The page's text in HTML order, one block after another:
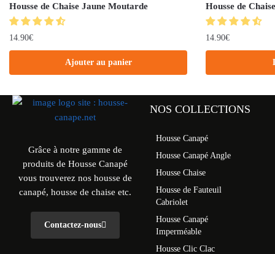
Housse de Chaise Jaune Moutarde
14.90€
Ajouter au panier
Housse de
14.90€
Grâce à notre gamme de
produits de Housse Canapé
vous trouverez nos housse de
canapé, housse de chaise etc.
Contactez-nous
NOS COLLECTIONS
Housse Canapé
Housse Canapé Angle
Housse Chaise
Housse de Fauteuil
Cabriolet
Housse Canapé
Imperméable
Housse Clic Clac